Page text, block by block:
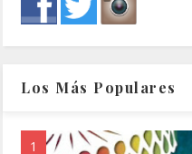
Los Más Populares